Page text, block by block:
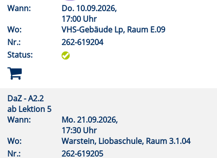
Wann:
Do. 10.09.2026,
17:00 Uhr
Wo:
VHS-Gebäude Lp, Raum E.09
Nr.:
262-619204
Status:
DaZ - A2.2
ab Lektion 5
Wann:
Mo.21.09.2026,
17:30 Uhr
Wo:
Warstein, Liobaschule, Raum 3.1.04
Nr.:
262-619205